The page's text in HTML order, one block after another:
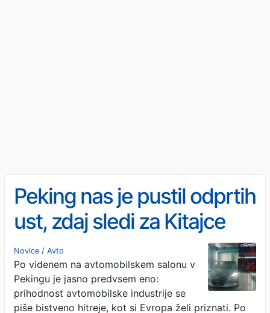
Peking nas je pustil odprtih
ust, zdaj sledi za Kitajce
težji del
Novice / Avto
Po videnem na avtomobilskem salonu v
Pekingu je jasno predvsem eno:
prihodnost avtomobilske industrije se
piše bistveno hitreje, kot si Evropa želi priznati. Po